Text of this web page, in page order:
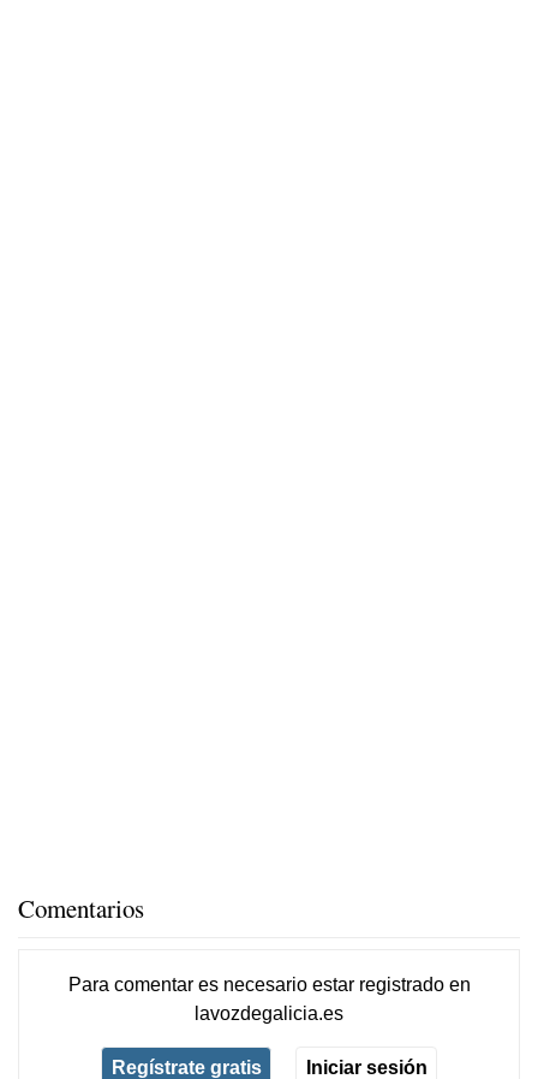
Comentarios
Para comentar es necesario estar registradoen
lavozdegalicia.es
Regístrate gratis Iniciar sesión